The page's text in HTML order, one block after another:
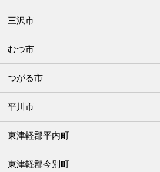
三沢市
むつ市
つがる市
平川市
東津軽郡平内町
東津軽郡今別町